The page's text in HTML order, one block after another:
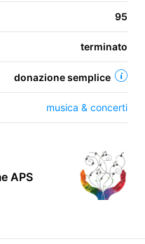
95
terminato
donazione semplice
musica & concerti
APS